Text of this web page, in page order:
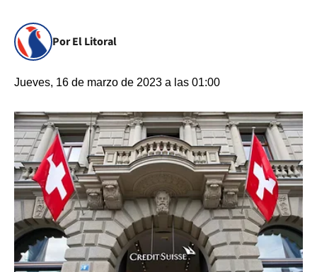
Por El Litoral
Jueves, 16 de marzo de 2023 a las 01:00